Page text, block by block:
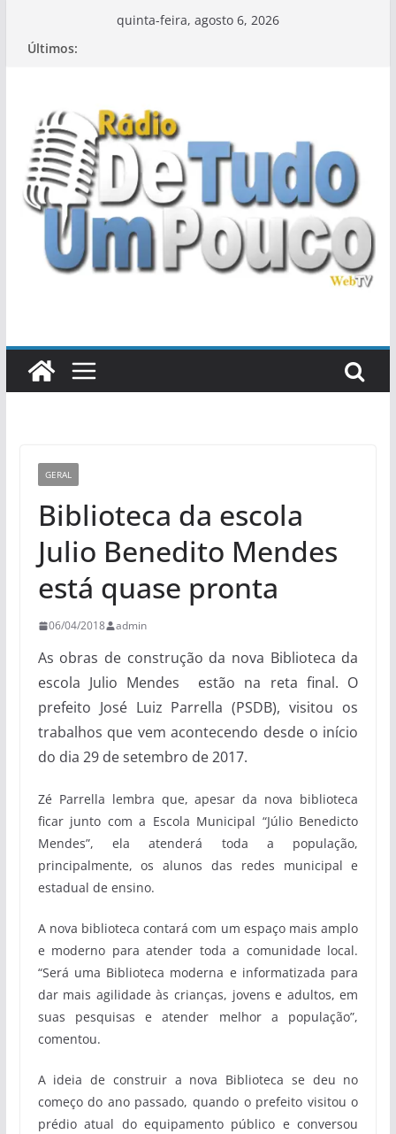
quinta-feira, agosto 6, 2026
Últimos:
GERAL
Biblioteca da escola
Julio Benedito Mendes
está quase pronta
06/04/2018 admin
As obras de construção da nova Biblioteca da
escola Julio Mendes estão na reta final. O
prefeito José Luiz Parrella (PSDB), visitou os
trabalhos que vem acontecendo desde o início
do dia 29 de setembro de 2017.
Zé Parrella lembra que, apesar da nova biblioteca
ficar junto com a Escola Municipal “Júlio Benedicto
Mendes”, ela atenderá toda a população,
principalmente, os alunos das redes municipal e
estadual de ensino.
A nova biblioteca contará com um espaço mais amplo
e moderno para atender toda a comunidade local.
“Será uma Biblioteca moderna e informatizada para
dar mais agilidade às crianças, jovens e adultos, em
suas pesquisas e atender melhor a população”,
comentou.
A ideia de construir a nova Biblioteca se deu no
começo do ano passado, quando o prefeito visitou o
prédio atual do equipamento público e conversou